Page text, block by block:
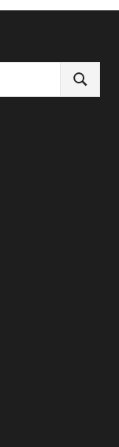
Search